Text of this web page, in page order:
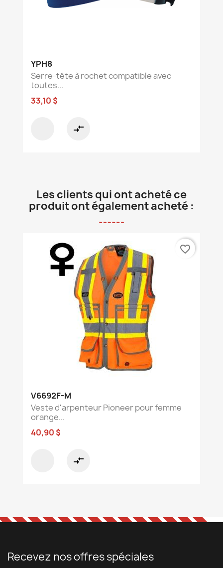
YPH8
Serre-tête à rochet compatible avec
toutes...
33,10 $
compare_arrows
Les clients qui ont acheté ce
produit ont également acheté :
V6692F-M
Veste d'arpenteur Pioneer pour femme
orange...
40,90 $
compare_arrows
favorite_border
Recevez nos offres spéciales